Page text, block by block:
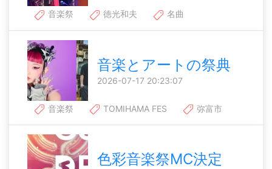
音楽祭 徳光和夫 名曲
音楽とアートの祭典
2026-07-17 20:23:07
音楽祭 TOMIHAMA FES 弥富市
色彩音楽祭MC決定